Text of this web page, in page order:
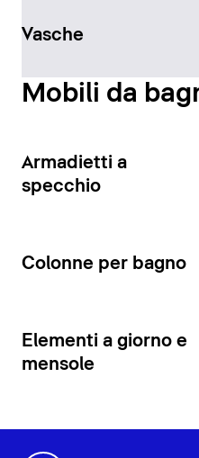
Vasche
Mobili da
Armadietti a
specchio
Colonne per bagno
Elementi a giorno e
mensole